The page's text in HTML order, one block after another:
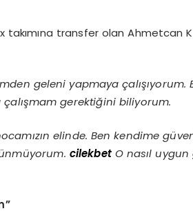
takımına transfer olan Ahmetcan
geleni yapmaya
gerektiğini biliyorum.
elinde. Ben kendime
cilekbetO nasıl